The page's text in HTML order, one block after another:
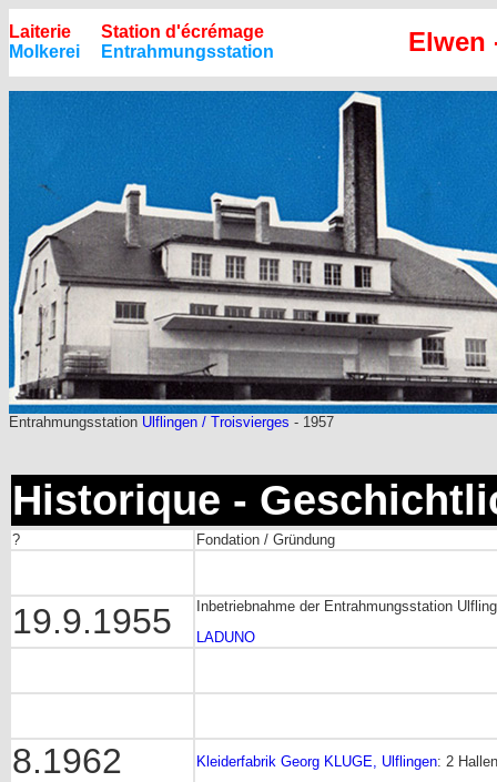
Laiterie
Molkerei
Station d'écrémage
Entrahmungsstation
Elwen
Entrahmungsstation Ulflingen / Troisvierges - 1957
Historique -
? Fondation / Gründung
19.9.1955
Inbetriebnahme der Entrahmungsstation
LADUNO
8.1962 Kleiderfabrik Georg KLUGE, Ulflingen: 2